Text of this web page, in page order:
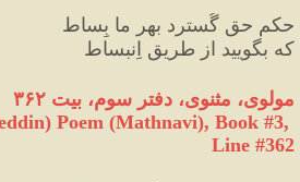
حکمِ حق گُسترد بهر ما بِساط
که بگویید از طریقِ اِنبساط
مولوی، مثنوی، دفتر سوم، بیت ۳۶۲
Poem (Mathnavi), Book #3,
Line #362